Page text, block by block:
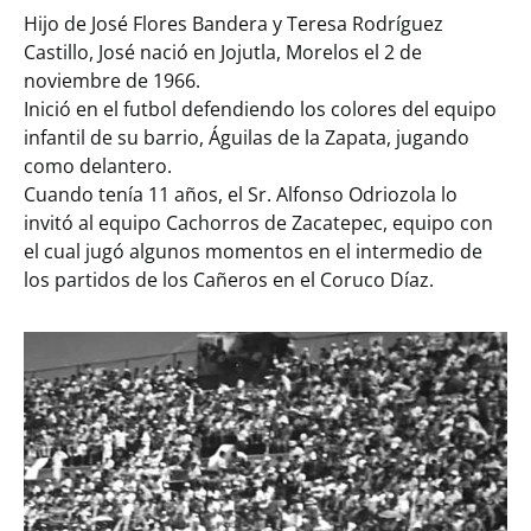
Hijo de José Flores Bandera y Teresa Rodríguez
Castillo, José nació en Jojutla, Morelos el 2 de
noviembre de 1966.
Inició en el futbol defendiendo los colores del equipo
infantil de su barrio, Águilas de la Zapata, jugando
como delantero.
Cuando tenía 11 años, el Sr. Alfonso Odriozola lo
invitó al equipo Cachorros de Zacatepec, equipo con
el cual jugó algunos momentos en el intermedio de
los partidos de los Cañeros en el Coruco Díaz.